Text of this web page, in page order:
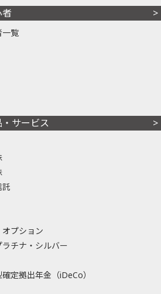
一覧
サービス
託
プション
ラチナ・シルバー
定拠出年金（iDeCo）